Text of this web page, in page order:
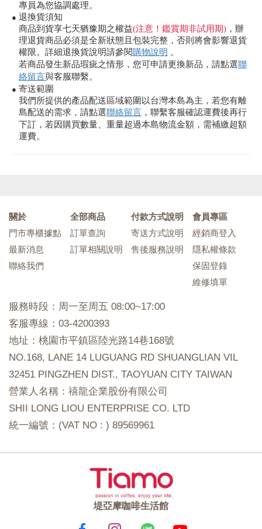
專員為您協調處理。
● 退換貨須知
商品到貨享七天猶豫期之權益(注意！鑑賞期非試用期) ，辦
理退貨商品必須是全新狀態且包裝完整，否則將會影響退貨
權限。詳細退換貨說明請參閱購物說明 。
若商品發生新品瑕疵之情形，您可申請更換新品，請點選聯
絡留言與客服聯繫。
● 寄送範圍
我們所提供的產品配送區域範圍以台灣本島為主，若您有離
島配送的需求，請點選聯絡留言 ，聯繫客服確認運費後再行
下訂，若因購買數量、重量超過本島物流金額，需補繳超額
運費。
關於
門市專櫃據點
最新消息
聯絡我們
全部商品
訂單查詢
訂單相關說明
付款方式說明
寄送方式說明
售後服務說明
會員專區
經銷商登入
隱私權條款
保固登錄
維修填單
服務時段：周一至周五 08:00~17:00
客服專線：03-4200393
地址：桃園市平鎮區陸光路14巷168號
NO.168, LANE 14 LUGUANG RD SHUANGLIAN VIL
32451 PINGZHEN DIST., TAOYUAN CITY TAIWAN
營業人名稱：禧龍企業股份有限公司
SHII LONG LIOU ENTERPRISE CO. LTD
統一編號：(VAT NO : ) 89569961
堤亞摩咖啡生活館